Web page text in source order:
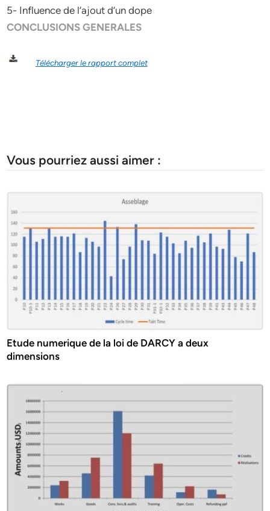
5- Influence de l’ajout d’un dope
CONCLUSIONS GENERALES
Télécharger le rapport complet
Vous pourriez aussi aimer :
Etude numerique de la loi de DARCY a deux
dimensions